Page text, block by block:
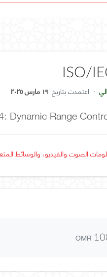
ISO/
· اعتمدت بتاريخ ١٩ مارس ٢٠٢٥
Dynamic Range
الصوت والفيديو، والوسائط
OMR